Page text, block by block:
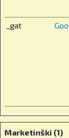
pristupom.
odnosno
sigurnom i
za nas nije
protokoli,
definirana
Kad
Hrvatskoj,
_gat
Marketinški (1)